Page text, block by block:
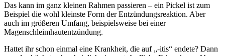
Das kann im ganz kleinen Rahmen passieren – ein Pickel ist zum
Beispiel die wohl kleinste Form der Entzündungsreaktion. Aber
auch im größeren Umfang, beispielsweise bei einer
Magenschleimhautentzündung.
Hattet ihr schon einmal eine Krankheit, die auf „-itis“ endete? Dann